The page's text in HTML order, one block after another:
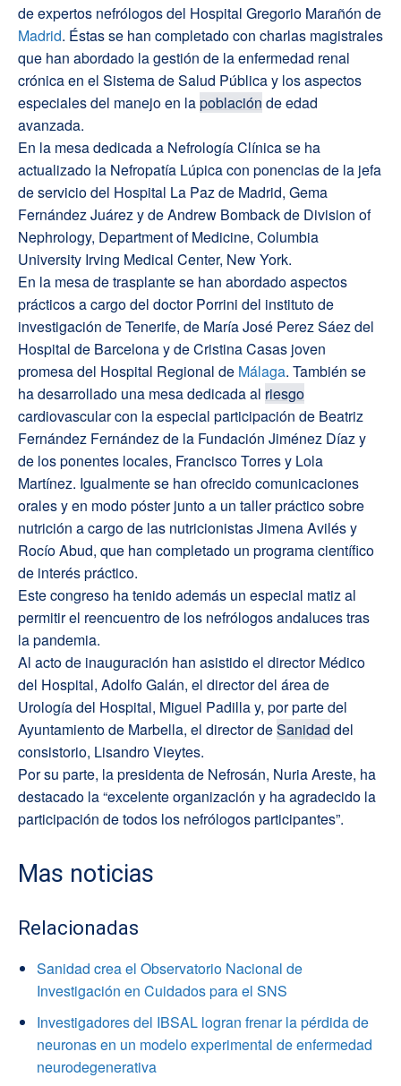
de expertos nefrólogos del Hospital Gregorio Marañón de
Madrid. Éstas se han completado con charlas magistrales
que han abordado la gestión de la enfermedad renal
crónica en el Sistema de Salud Pública y los aspectos
especiales del manejo en lapoblación de edad
avanzada.
En la mesa dedicada a Nefrología Clínica se ha
actualizado la Nefropatía Lúpica con ponencias de la jefa
de servicio del Hospital La Paz de Madrid, Gema
Fernández Juárez y de Andrew Bomback de Division of
Nephrology, Department of Medicine, Columbia
University Irving Medical Center, New York.
En la mesa de trasplante se han abordado aspectos
prácticos a cargo del doctor Porrini del instituto de
investigación de Tenerife, de María José Perez Sáez del
Hospital de Barcelona y de Cristina Casas joven
promesa del Hospital Regional de Málaga. También se
ha desarrollado una mesa dedicada al riesgo
cardiovascular con la especial participación de Beatriz
Fernández Fernández de la Fundación Jiménez Díaz y
de los ponentes locales, Francisco Torres y Lola
Martínez. Igualmente se han ofrecido comunicaciones
orales y en modo póster junto a un taller práctico sobre
nutrición a cargo de las nutricionistas Jimena Avilés y
Rocío Abud, que han completado un programa científico
de interés práctico.
Este congreso ha tenido además un especial matiz al
permitir el reencuentro de los nefrólogos andaluces tras
la pandemia.
Al acto de inauguración han asistido el director Médico
del Hospital, Adolfo Galán, el director del área de
Urología del Hospital, Miguel Padilla y, por parte del
Ayuntamiento de Marbella, el director deSanidad del
consistorio, Lisandro Vieytes.
Por su parte, la presidenta de Nefrosán, Nuria Areste, ha
destacado la “excelente organización y ha agradecido la
participación de todos los nefrólogos participantes”.
Mas noticias
Relacionadas
Sanidad crea el Observatorio Nacional de
Investigación en Cuidados para el SNS
Investigadores del IBSAL logran frenar la pérdida de
neuronas en un modelo experimental de enfermedad
neurodegenerativa